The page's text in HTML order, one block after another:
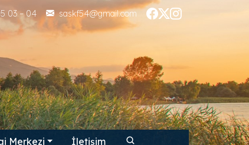
03 – 04 saskf54@gmail.com
Merkezi İletişim